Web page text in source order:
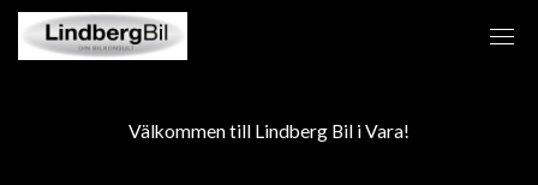
Välkommen till Lindberg Bil i Vara!